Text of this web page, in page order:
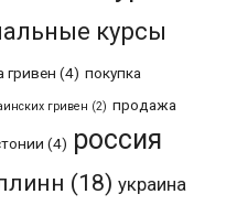
курсы
гривен (4) покупка
гривен (2) продажа
(4) россия
(18) украина